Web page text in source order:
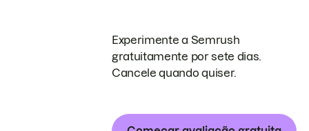
Experimente a Semrush
gratuitamente por sete dias.
Cancele quando quiser.